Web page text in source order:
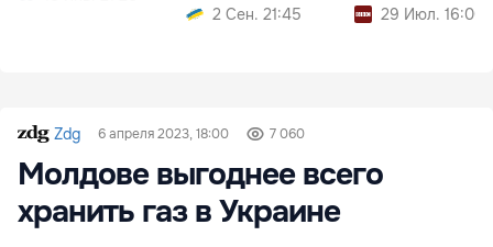
2 Сен. 21:45
29 Июл. 16:00
Zdg 6 апреля 2023, 18:00 7 060
Молдове выгоднее всего
хранить газ в Украине